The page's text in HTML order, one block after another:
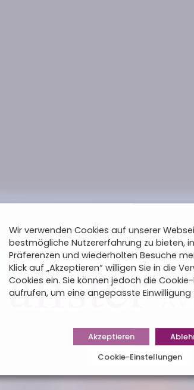
Wir verwenden Cookies auf unserer
bestmögliche Nutzererfahrung zu bieten,
Präferenzen und wiederholten Besuche
Klick auf „Akzeptieren“ willigen Sie in die
Cookies ein. Sie können jedoch die
aufrufen, um eine angepasste Einwilligung
Akzeptieren
Cookie-Einstellungen